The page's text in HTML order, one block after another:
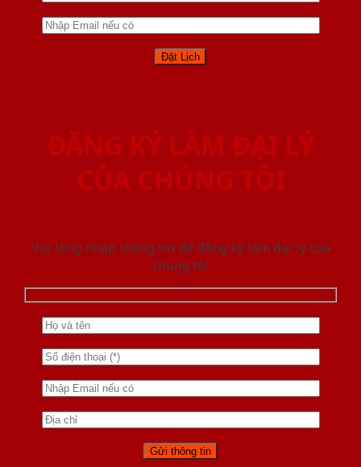
ĐĂNG KÝ LÀM ĐẠI LÝ
CỦA CHÚNG TÔI
Vui lòng nhập thông tin để đăng ký làm đại lý của
chúng tôi